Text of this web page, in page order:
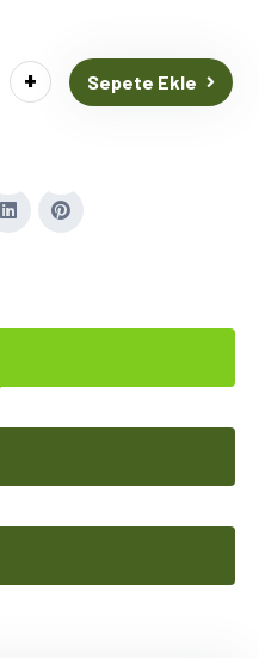
+ Sepete Ekle